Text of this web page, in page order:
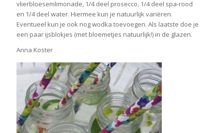
vlierbloesemlimonade, 1/4 deel prosecco, 1/4 deel spa-rood
en 1/4 deel water. Hiermee kun je natuurlijk variëren.
Eventueel kun je ook nog wodka toevoegen. Als laatste doe je
een paar ijsblokjes (met bloemetjes natuurlijk!) in de glazen.
Anna Koster